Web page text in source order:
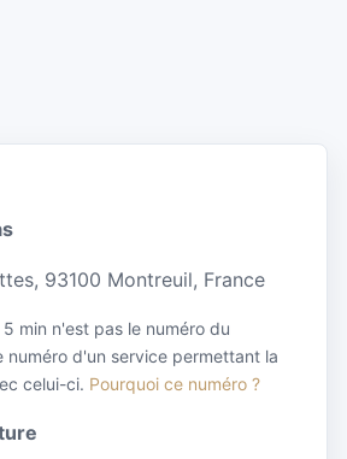
93100 Montreuil, France
min n'est pas le numéro du
numéro d'un service permettant la
celui-ci. Pourquoi ce numéro ?